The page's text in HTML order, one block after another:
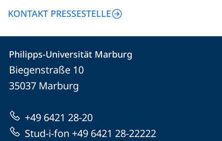
KONTAKT PRESSESTELLE
Kontakt
und
Informationen
zur
Website
Kontaktinformationen
Philipps-
Universität
Philipps-Universität Marburg
Biegenstraße 10
35037 Marburg
+49 6421 28-20
Stud-i-fon +49 6421 28-22222